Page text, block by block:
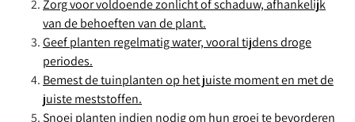
Zorg voor voldoende zonlicht of schaduw, afhankelijk
van de behoeften van de plant.
Geef planten regelmatig water, vooral tijdens droge
periodes.
Bemest de tuinplanten op het juiste moment en met de
juiste meststoffen.
Snoei planten indien nodig om hun groei te bevorderen